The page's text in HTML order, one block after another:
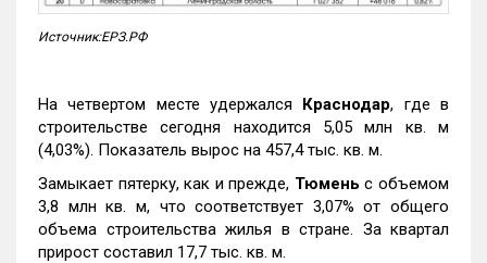
Источник:ЕРЗ.РФ
На четвертом месте удержался Краснодар, где в
строительстве сегодня находится 5,05 млн кв. м
(4,03%). Показатель вырос на 457,4 тыс. кв. м.
Замыкает пятерку, как и прежде, Тюмень с объемом
3,8 млн кв. м, что соответствует 3,07% от общего
объема строительства жилья в стране. За квартал
прирост составил 17,7 тыс. кв. м.